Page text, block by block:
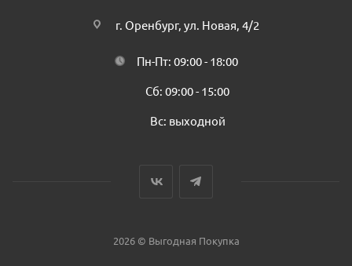
г. Оренбург, ул. Новая, 4/2
Пн-Пт: 09:00 - 18:00
Сб: 09:00 - 15:00
Вс: выходной
2026 © Выгодная Покупка